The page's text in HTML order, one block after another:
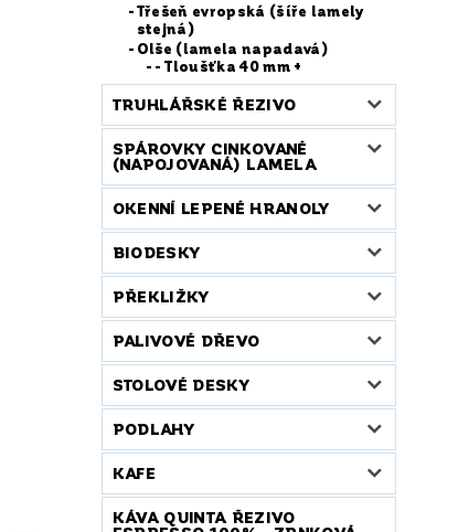
Třešeň evropská (šíře lamely
stejná)
Olše (lamela napadavá)
- Tloušťka 40 mm +
TRUHLÁŘSKÉ ŘEZIVO
SPÁROVKY CINKOVANÉ
(NAPOJOVANÁ) LAMELA
OKENNÍ LEPENÉ HRANOLY
BIODESKY
PŘEKLIŽKY
PALIVOVÉ DŘEVO
STOLOVÉ DESKY
PODLAHY
KAFE
KÁVA QUINTA ŘEZIVO